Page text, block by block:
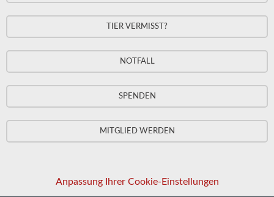
TIER VERMISST?
NOTFALL
SPENDEN
MITGLIED WERDEN
Anpassung Ihrer Cookie-Einstellungen